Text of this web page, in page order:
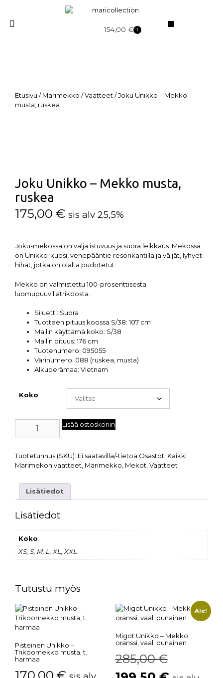
154,00 € 1
Etusivu /Marimekko /Vaatteet / Joku Unikko – Mekko
musta, ruskea
Joku Unikko – Mekko musta,
ruskea
175,00 € sis alv 25,5%
Joku-mekossa on väljä istuvuus ja suora leikkaus. Mekossa
on Unikko-kuosi, venepääntie resorikantilla ja väljät, lyhyet
hihat, jotka on olalta pudotetut.
Mekko on valmistettu 100-prosenttisesta
luomupuuvillatrikoosta.
Siluetti: Suora
Tuotteen pituus koossa S/38: 107 cm
Mallin käyttämä koko: S/38
Mallin pituus: 176 cm
Tuotenumero: 095055
Värinumero: 088 (ruskea, musta)
Alkuperämaa: Vietnam
Koko
Lisää ostoskoriin
Tuotetunnus (SKU): Ei saatavilla/-tietoa Osastot: Kaikki
Marimekon vaatteet Marimekko Mekot Vaatteet
Lisätiedot
Lisätiedot
Koko
XS, S, M, L, XL, XXL
Tutustu myös
Pisteinen Unikko –
Trikoomekko musta, t.
harmaa
170,00 €
Ale!
Migot Unikko – Mekko
oranssi, vaal. punainen
285,00€